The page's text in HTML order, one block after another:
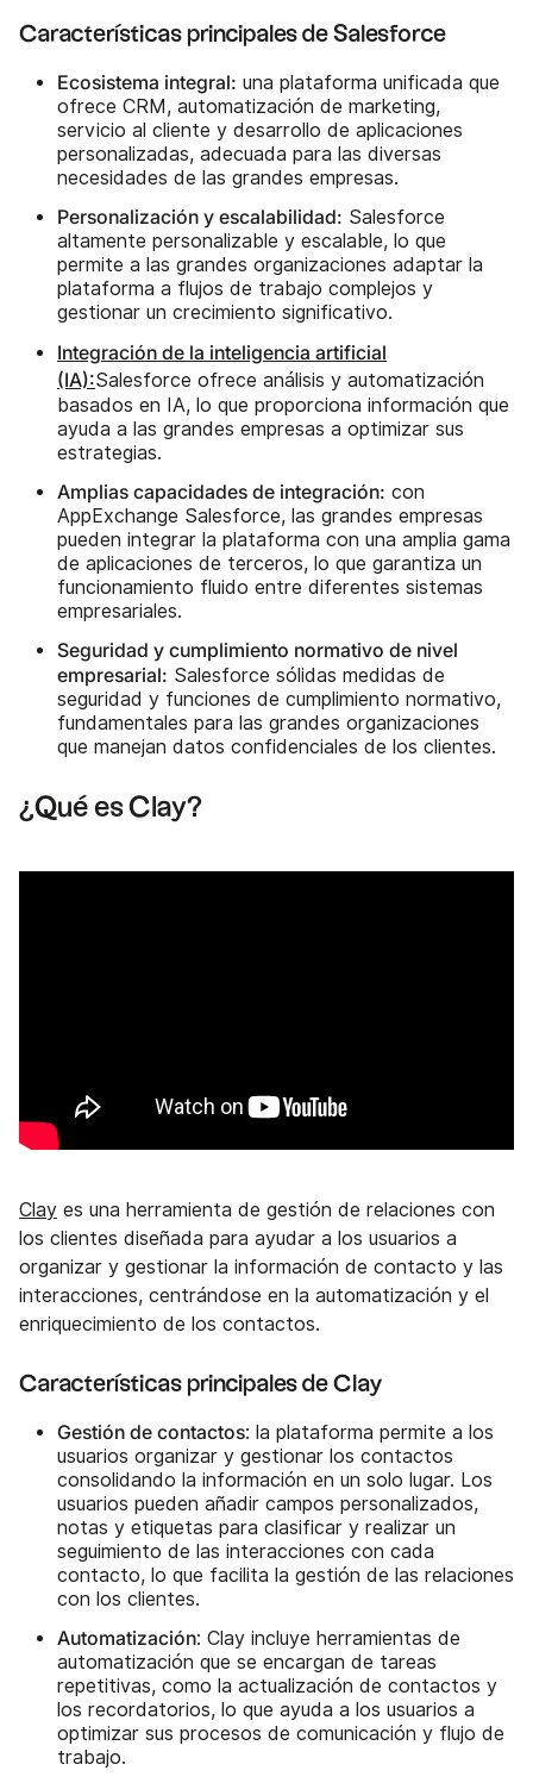
Características principales de Salesforce
Ecosistema integral: una plataforma unificada que
ofrece CRM, automatización de marketing,
servicio al cliente y desarrollo de aplicaciones
personalizadas, adecuada para las diversas
necesidades de las grandes empresas.
Personalización y escalabilidad: Salesforce
altamente personalizable y escalable, lo que
permite a las grandes organizaciones adaptar la
plataforma a flujos de trabajo complejos y
gestionar un crecimiento significativo.
Integración de la inteligencia artificial
(IA):Salesforce ofrece análisis y automatización
basados en IA, lo que proporciona información que
ayuda a las grandes empresas a optimizar sus
estrategias.
Amplias capacidades de integración: con
AppExchange Salesforce, las grandes empresas
pueden integrar la plataforma con una amplia gama
de aplicaciones de terceros, lo que garantiza un
funcionamiento fluido entre diferentes sistemas
empresariales.
Seguridad y cumplimiento normativo de nivel
empresarial: Salesforce sólidas medidas de
seguridad y funciones de cumplimiento normativo,
fundamentales para las grandes organizaciones
que manejan datos confidenciales de los clientes.
¿Qué es Clay?
Clay es una herramienta de gestión de relaciones con
los clientes diseñada para ayudar a los usuarios a
organizar y gestionar la información de contacto y las
interacciones, centrándose en la automatización y el
enriquecimiento de los contactos.
Características principales de Clay
Gestión de contactos: la plataforma permite a los
usuarios organizar y gestionar los contactos
consolidando la información en un solo lugar. Los
usuarios pueden añadir campos personalizados,
notas y etiquetas para clasificar y realizar un
seguimiento de las interacciones con cada
contacto, lo que facilita la gestión de las relaciones
con los clientes.
Automatización: Clay incluye herramientas de
automatización que se encargan de tareas
repetitivas, como la actualización de contactos y
los recordatorios, lo que ayuda a los usuarios a
optimizar sus procesos de comunicación y flujo de
trabajo.